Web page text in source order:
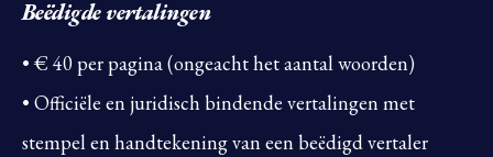
Beëdigde vertalingen
• € 40 per pagina (ongeacht het aantal woorden)
• Officiële en juridisch bindende vertalingen met
stempel en handtekening van een beëdigd vertaler